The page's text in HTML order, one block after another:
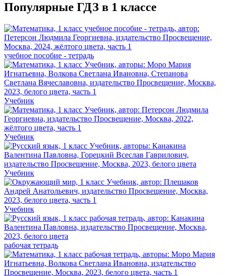
Популярные ГДЗ в 1 классе
учебное пособие - тетрадь
Учебник
Учебник
Учебник
Учебник
рабочая тетрадь